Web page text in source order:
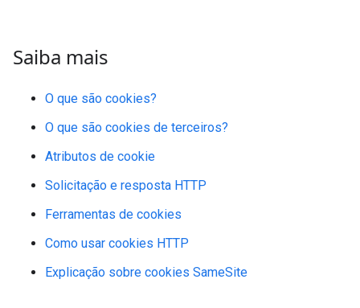
Saiba mais
O que são cookies?
O que são cookies de terceiros?
Atributos de cookie
Solicitação e resposta HTTP
Ferramentas de cookies
Como usar cookies HTTP
Explicação sobre cookies SameSite